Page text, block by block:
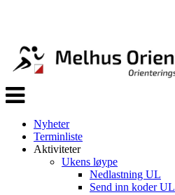
Veksle
navigasjon
Nyheter
Terminliste
Aktiviteter
Ukens løype
Nedlastning UL
Send inn koder UL